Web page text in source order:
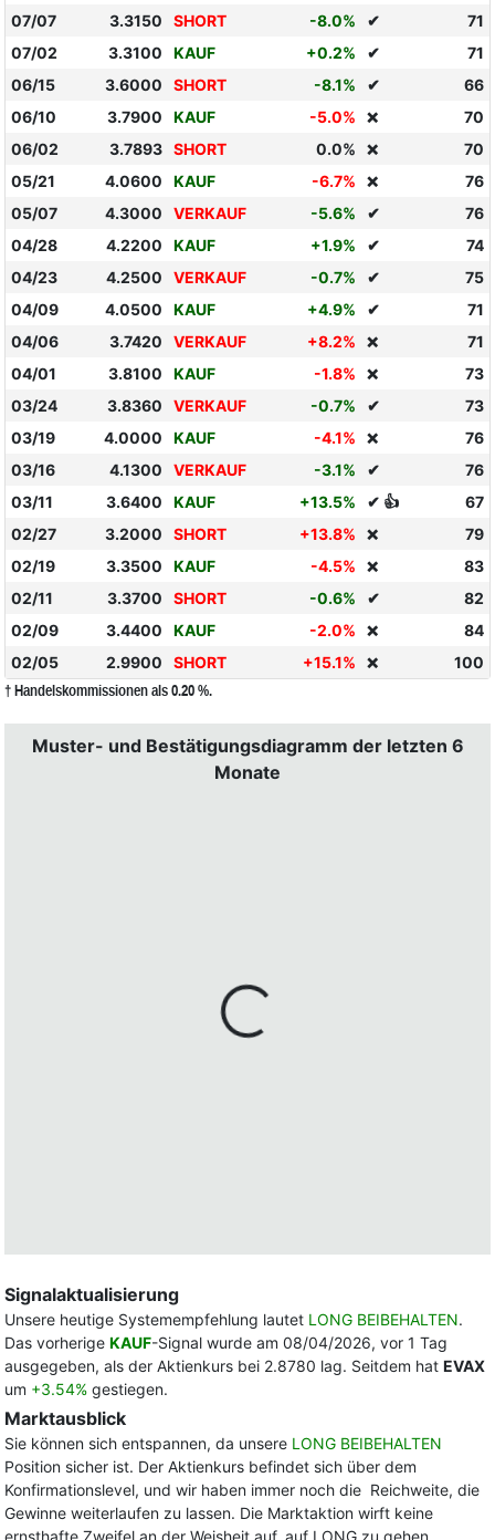
07/07
3.3150 SHORT -8.0% ✔
71
07/02
3.3100 KAUF +0.2% ✔
71
06/15
3.6000 SHORT -8.1% ✔
66
06/10
3.7900 KAUF -5.0% ❌
70
06/02
3.7893 SHORT 0.0% ❌
70
05/21
4.0600 KAUF -6.7% ❌
76
05/07
4.3000 VERKAUF -5.6% ✔
76
04/28
4.2200 KAUF +1.9% ✔
74
04/23
4.2500 VERKAUF -0.7% ✔
75
04/09
4.0500 KAUF +4.9% ✔
71
04/06
3.7420 VERKAUF +8.2% ❌
71
04/01
3.8100 KAUF -1.8% ❌
73
03/24
3.8360 VERKAUF -0.7% ✔
73
03/19
4.0000 KAUF -4.1% ❌
76
03/16
4.1300 VERKAUF -3.1% ✔
76
03/11
3.6400 KAUF +13.5% ✔ 👍
67
02/27
3.2000 SHORT +13.8% ❌
79
02/19
3.3500 KAUF -4.5% ❌
83
02/11
3.3700 SHORT -0.6% ✔
82
02/09
3.4400 KAUF -2.0% ❌
84
02/05
2.9900 SHORT +15.1% ❌ 100
† Handelskommissionen als 0.20 %.
Muster- und Bestätigungsdiagramm der letzten 6
Monate
Signalaktualisierung
Unsere heutige Systemempfehlung lautet LONG BEIBEHALTEN.
Das vorherige KAUF-Signal wurde am 08/04/2026, vor 1 Tag
ausgegeben, als der Aktienkurs bei 2.8780 lag. Seitdem hat EVAX
um +3.54% gestiegen.
Marktausblick
Sie können sich entspannen, da unsere LONG BEIBEHALTEN
Position sicher ist. Der Aktienkurs befindet sich über dem
Konfirmationslevel, und wir haben immer noch die Reichweite, die
Gewinne weiterlaufen zu lassen. Die Marktaktion wirft keine
ernsthafte Zweifel an der Weisheit auf, auf LONG zu gehen.